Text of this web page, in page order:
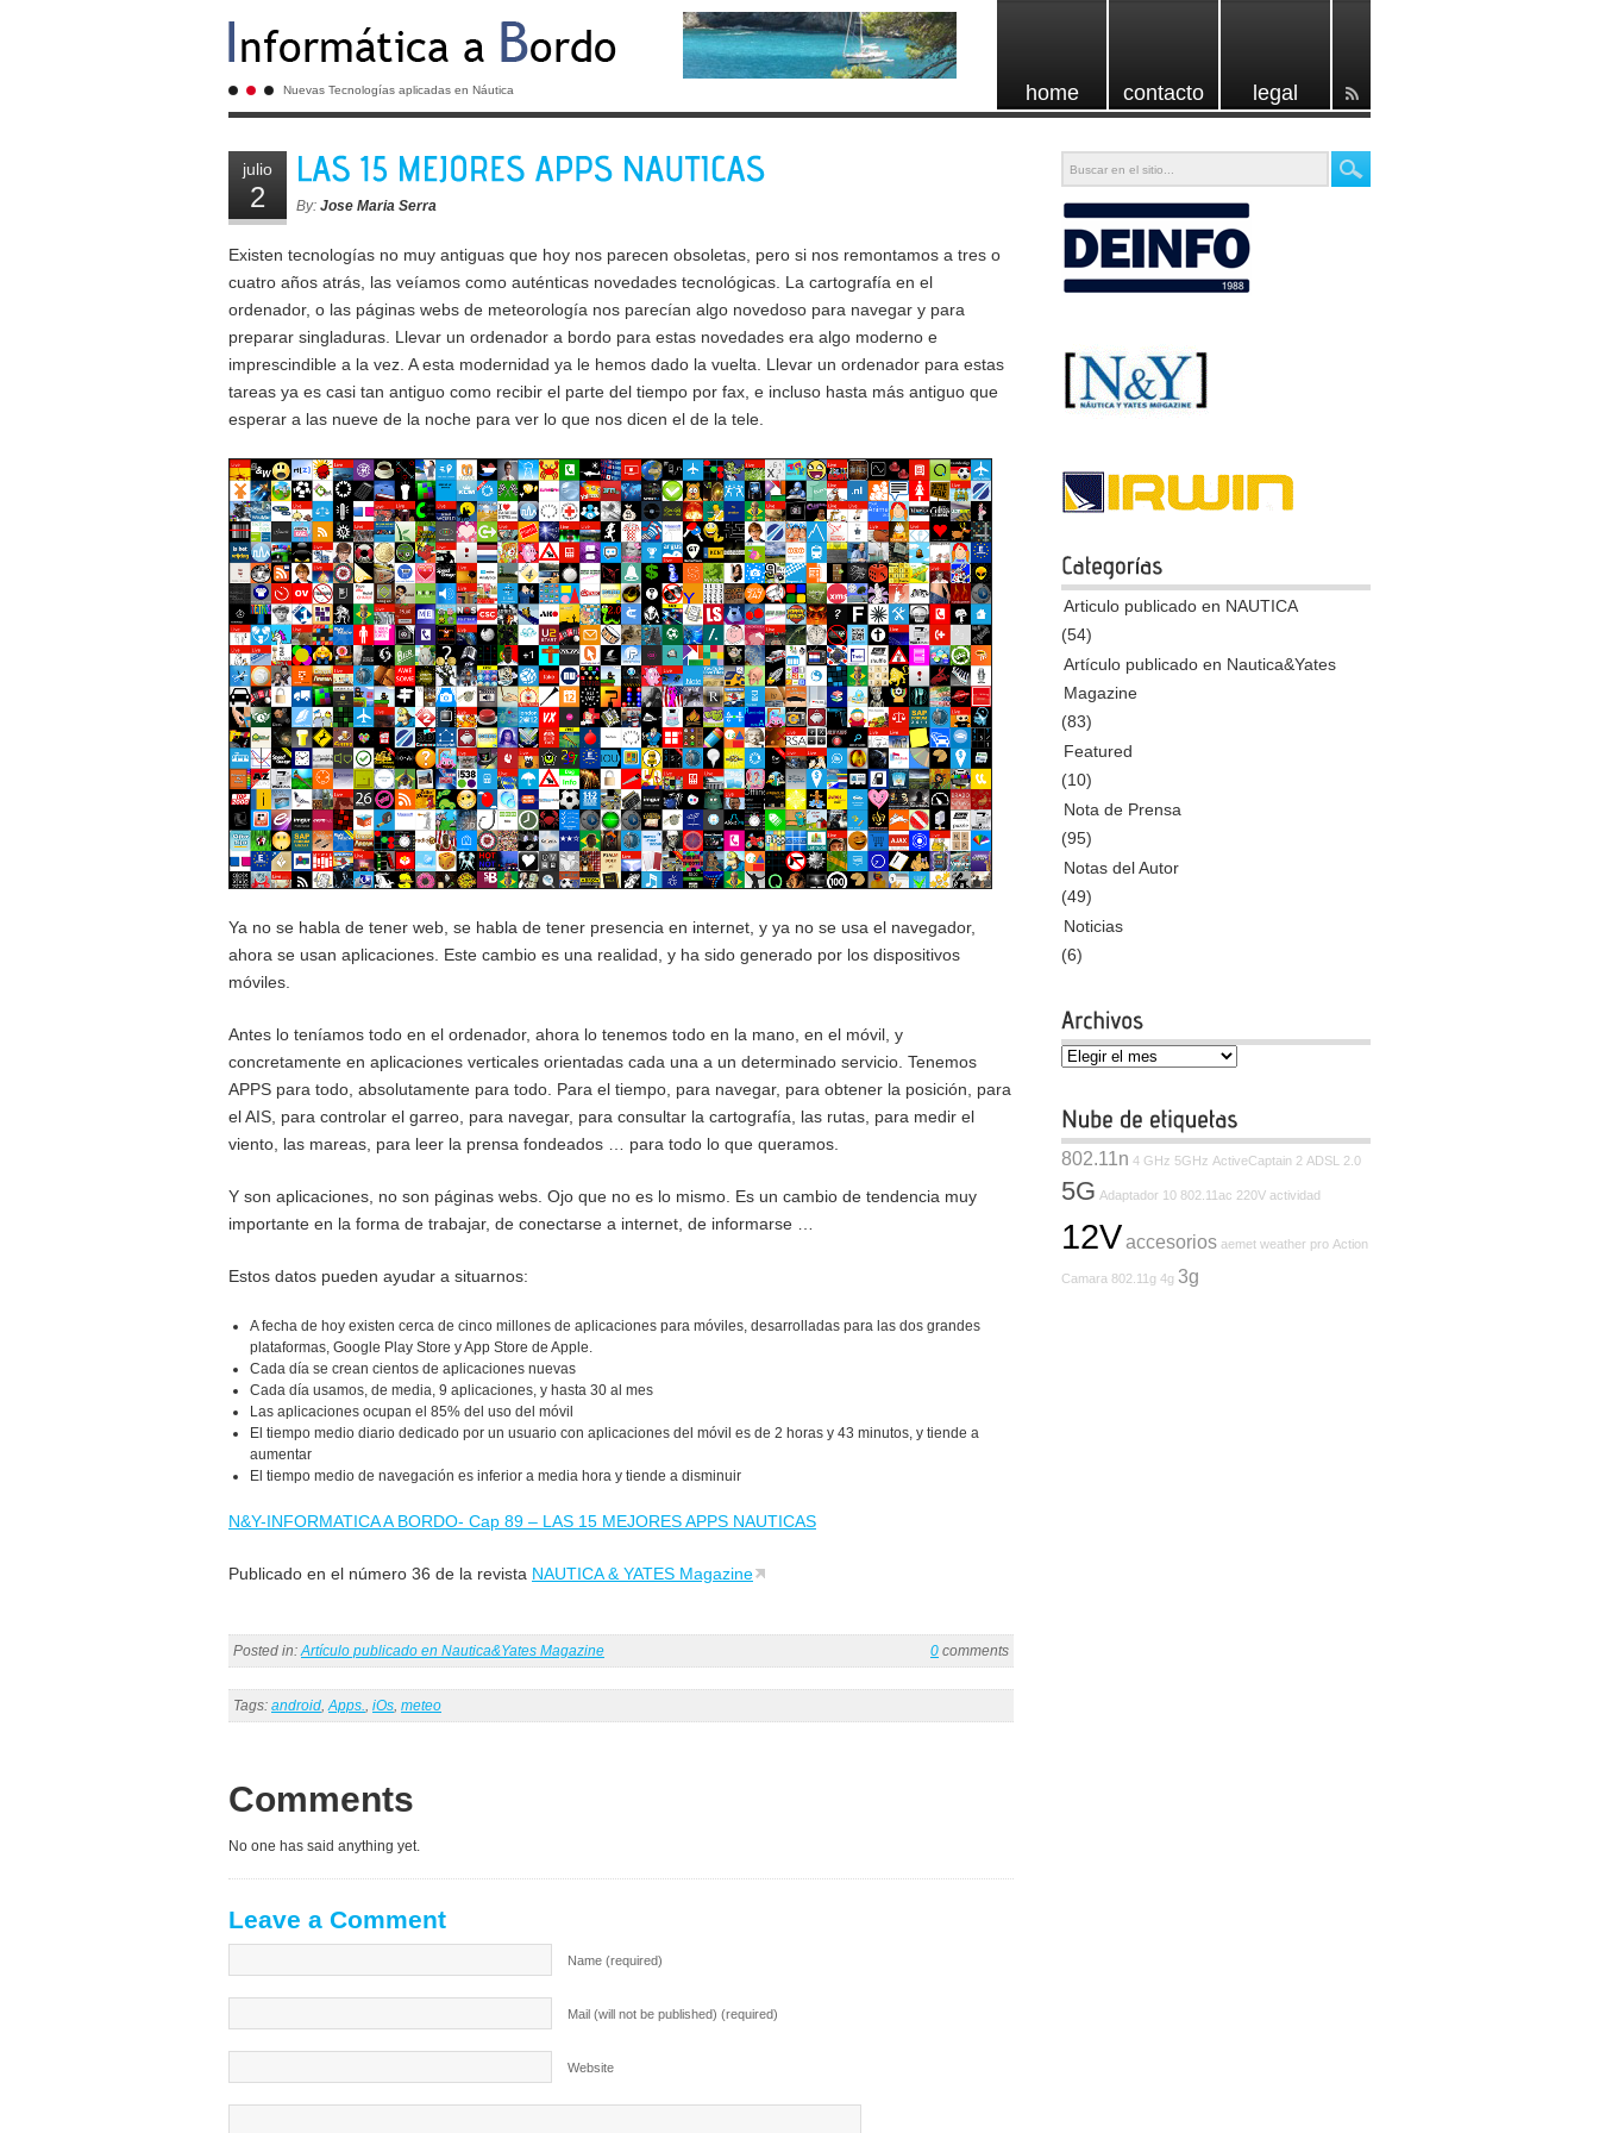
Nuevas Tecnologías aplicadas en Náutica home contacto legal
julio
2 By: Jose Maria Serra
Existen tecnologías no muy antiguas que hoy nos parecen obsoletas, pero si nos remontamos a tres o
cuatro años atrás, las veíamos como auténticas novedades tecnológicas. La cartografía en el
ordenador, o las páginas webs de meteorología nos parecían algo novedoso para navegar y para
preparar singladuras. Llevar un ordenador a bordo para estas novedades era algo moderno e
imprescindible a la vez. A esta modernidad ya le hemos dado la vuelta. Llevar un ordenador para estas
tareas ya es casi tan antiguo como recibir el parte del tiempo por fax, e incluso hasta más antiguo que
esperar a las nueve de la noche para ver lo que nos dicen el de la tele.
Ya no se habla de tener web, se habla de tener presencia en internet, y ya no se usa el navegador,
ahora se usan aplicaciones. Este cambio es una realidad, y ha sido generado por los dispositivos
móviles.
Antes lo teníamos todo en el ordenador, ahora lo tenemos todo en la mano, en el móvil, y
concretamente en aplicaciones verticales orientadas cada una a un determinado servicio. Tenemos
APPS para todo, absolutamente para todo. Para el tiempo, para navegar, para obtener la posición, para
el AIS, para controlar el garreo, para navegar, para consultar la cartografía, las rutas, para medir el
viento, las mareas, para leer la prensa fondeados … para todo lo que queramos.
Y son aplicaciones, no son páginas webs. Ojo que no es lo mismo. Es un cambio de tendencia muy
importante en la forma de trabajar, de conectarse a internet, de informarse …
Estos datos pueden ayudar a situarnos:
A fecha de hoy existen cerca de cinco millones de aplicaciones para móviles, desarrolladas para las dos grandes
plataformas, Google Play Store y App Store de Apple.
Cada día se crean cientos de aplicaciones nuevas
Cada día usamos, de media, 9 aplicaciones, y hasta 30 al mes
Las aplicaciones ocupan el 85% del uso del móvil
El tiempo medio diario dedicado por un usuario con aplicaciones del móvil es de 2 horas y 43 minutos, y tiende a
aumentar
El tiempo medio de navegación es inferior a media hora y tiende a disminuir
N&Y-INFORMATICA A BORDO- Cap 89 – LAS 15 MEJORES APPS NAUTICAS
Publicado en el número 36 de la revista NAUTICA & YATES Magazine
Posted in:Artículo publicado en Nautica&Yates Magazine 0 comments
Tags: android,Apps., iOs, meteo
Comments
No one has said anything yet.
Leave a Comment
Name (required)
Mail (will not be published) (required)
Website
Articulo publicado en NAUTICA
(54)
Artículo publicado en Nautica&Yates
Magazine
(83)
Featured
(10)
Nota de Prensa
(95)
Notas del Autor
(49)
Noticias
(6)
Archivos
802.11n 4 GHz 5GHz ActiveCaptain 2 ADSL 2.0
5G Adaptador 10 802.11ac 220V actividad
12Vaccesorios aemet weather pro Action
Camara 802.11g 4g 3g